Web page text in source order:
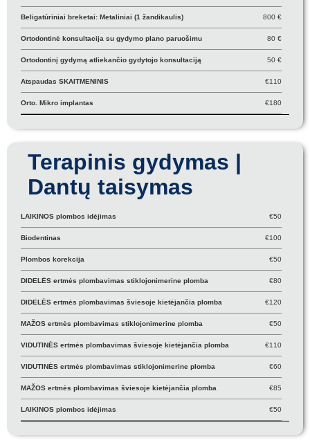
Beligatūriniai breketai: Metaliniai (1 žandikaulis) 800 €
Ortodontinė konsultacija su gydymo plano paruošimu 80 €
Ortodontinį gydymą atliekančio gydytojo konsultaciją 50 €
Atspaudas SKAITMENINIS €110
Orto. Mikro implantas €180
Terapinis gydymas |
Dantų taisymas
LAIKINOS plombos idėjimas €50
Biodentinas €100
Plombos korekcija €50
DIDELĖS ertmės plombavimas stiklojonimerine plomba €80
DIDELĖS ertmės plombavimas šviesoje kietėjančia plomba €120
MAŽOS ertmės plombavimas stiklojonimerine plomba €50
VIDUTINĖS ertmės plombavimas šviesoje kietėjančia plomba €110
VIDUTINĖS ertmės plombavimas stiklojonimerine plomba €60
MAŽOS ertmės plombavimas šviesoje kietėjančia plomba €85
LAIKINOS plombos idėjimas €50